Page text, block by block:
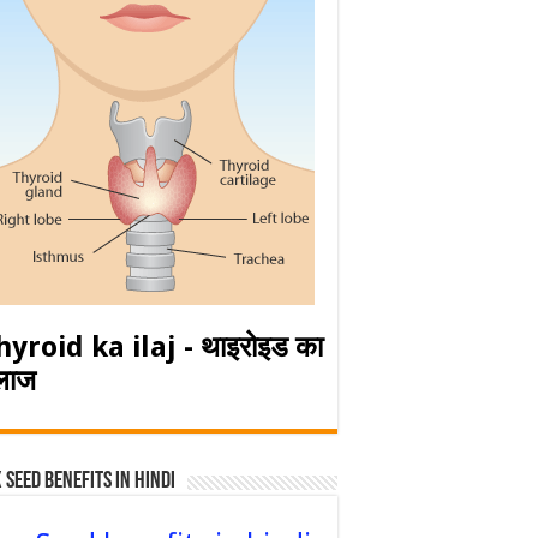
ka ilaj - थाइरोइड का
Seed Benefits in hindi